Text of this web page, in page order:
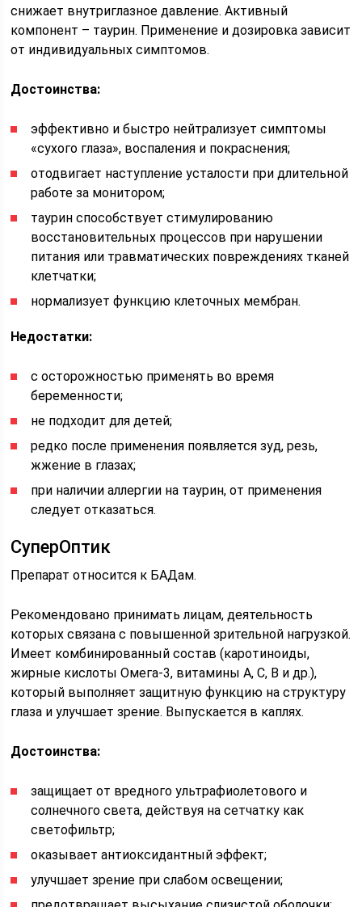
снижает внутриглазное давление. Активный
компонент – таурин. Применение и дозировка зависит
от индивидуальных симптомов.
Достоинства:
эффективно и быстро нейтрализует симптомы
«сухого глаза», воспаления и покраснения;
отодвигает наступление усталости при длительной
работе за монитором;
таурин способствует стимулированию
восстановительных процессов при нарушении
питания или травматических повреждениях тканей
клетчатки;
нормализует функцию клеточных мембран.
Недостатки:
с осторожностью применять во время
беременности;
не подходит для детей;
редко после применения появляется зуд, резь,
жжение в глазах;
при наличии аллергии на таурин, от применения
следует отказаться.
СуперОптик
Препарат относится к БАДам.
Рекомендовано принимать лицам, деятельность
которых связана с повышенной зрительной нагрузкой.
Имеет комбинированный состав (каротиноиды,
жирные кислоты Омега-3, витамины А, С, В и др.),
который выполняет защитную функцию на структуру
глаза и улучшает зрение. Выпускается в каплях.
Достоинства:
защищает от вредного ультрафиолетового и
солнечного света, действуя на сетчатку как
светофильтр;
оказывает антиоксидантный эффект;
улучшает зрение при слабом освещении;